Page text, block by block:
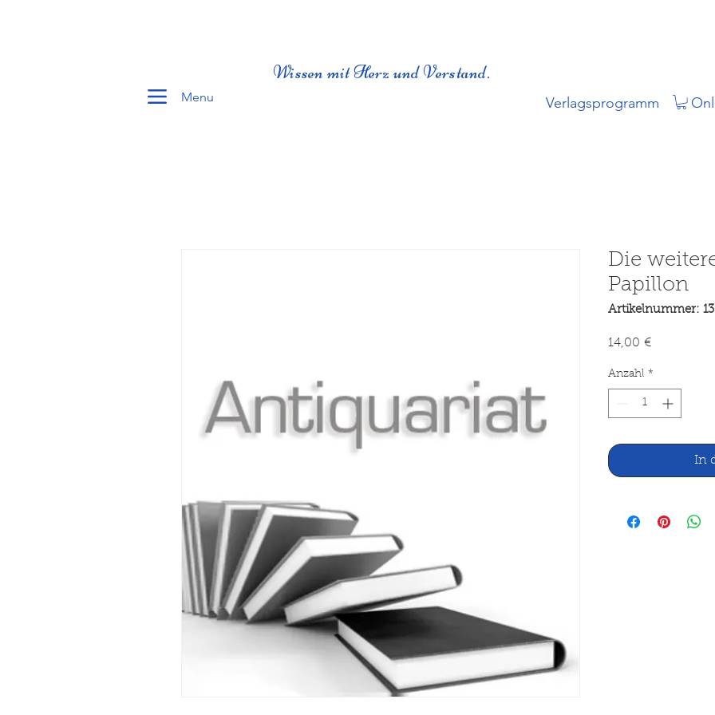
Menu
Wissen mit Herz und Verstand.
Verlagsprogramm
Die
Papillon
Artikelnummer:
14,00 €Preis
Anzahl *
In